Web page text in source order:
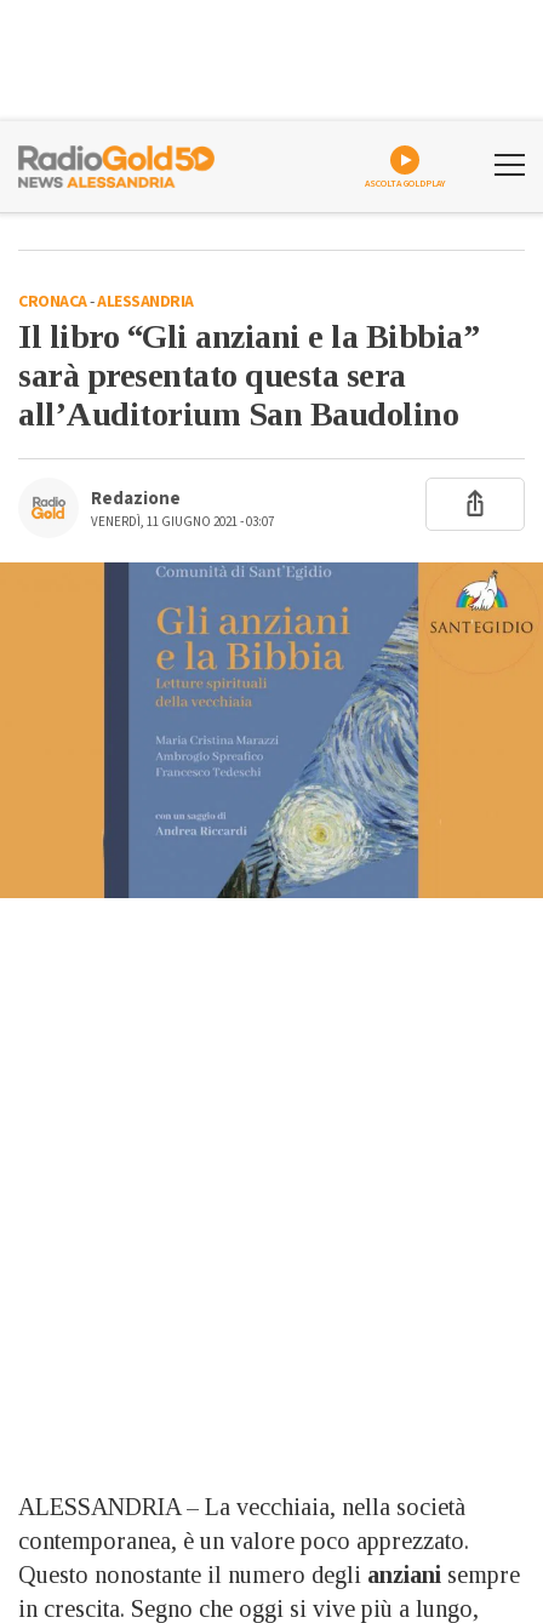
ASCOLTA GOLDPLAY
CRONACA-ALESSANDRIA
Il libro “Gli anziani e la Bibbia”
sarà presentato questa sera
all’Auditorium San Baudolino
Redazione
VENERDÌ, 11 GIUGNO 2021 - 03:07
ALESSANDRIA – La vecchiaia, nella società
contemporanea, è un valore poco apprezzato.
Questo nonostante il numero degli anziani sempre
in crescita. Segno che oggi si vive più a lungo,